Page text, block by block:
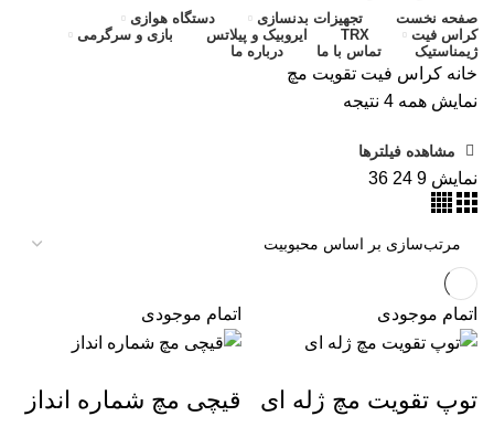
صفحه نخست تجهیزات بدنسازی
دستگاه هوازی
کراس فیت
TRX ایروبیک و پیلاتس
بازی و سرگرمی
ژیمناستیک
تماس با ما درباره ما
خانه کراس فیت تقویت مچ
نمایش همه 4 نتیجه
مشاهده فیلترها
نمایش 9
24
36
اتمام موجودی
توپ تقویت مچ ژله ای
اتمام موجودی
قیچی مچ شماره انداز